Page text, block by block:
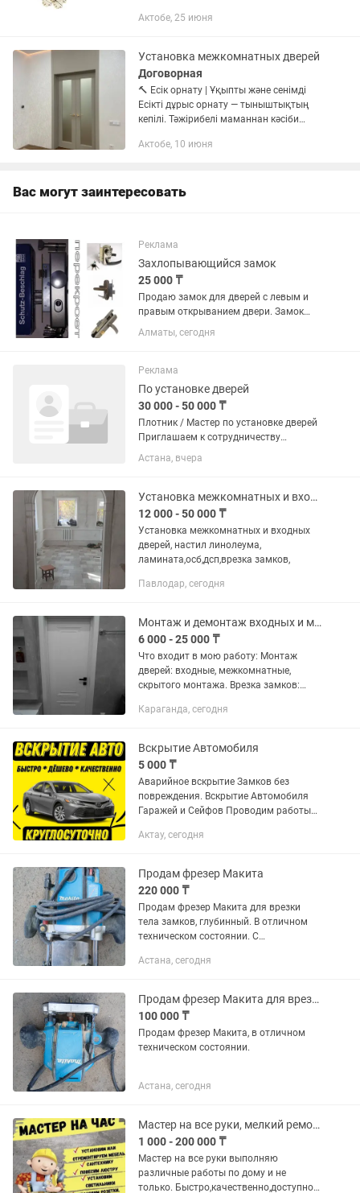
Актобе, 25 июня
Установка межкомнатных дверей
Договорная
🔨 Есік орнату | Ұқыпты және сенімді
Есікті дұрыс орнату — тыныштықтың
кепілі. Тәжірибелі маманнан кәсіби
Замок, ручка, петля врезка Өлшеу, дәл
Актобе, 10 июня
Вас могут заинтересовать
Реклама
Захлопывающийся замок
25 000 ₸
Продаю замок для дверей с левым и
правым открыванием двери. Замок
захлопывающийся, предназначен для
установки на металлические и
В стоимость также входит установка...
Алматы, сегодня
Реклама
По установке дверей
30 000 - 50 000 ₸
Плотник / Мастер по установке дверей
Приглашаем к сотрудничеству
опытных плотников для выполнения
заказов через приложение Яндекс. Что
межкомнатных и входных дверей;
•монтаж...
Астана, вчера
Установка межкомнатных и входных дверей
12 000 - 50 000 ₸
Установка межкомнатных и входных
дверей, настил линолеума,
ламината,осб,дсп,врезка замков,
Павлодар, сегодня
Монтаж и демонтаж входных и межкомнатных дверей
6 000 - 25 000 ₸
Что входит в мою работу: Монтаж
дверей: входные, межкомнатные,
скрытого монтажа. Врезка замков:
электромеханических, смарт-замков и
Установка...
Караганда, сегодня
Вскрытие Автомобиля
5 000 ₸
Аварийное вскрытие Замков без
повреждения. Вскрытие Автомобиля
Гаражей и Сейфов Проводим работы
Замков всех видов Врезка Замков
Актау, сегодня
Продам фрезер Макита
220 000 ₸
Продам фрезер Макита для врезки
тела замков, глубинный. В отличном
техническом состоянии. С
отлично, без проблем
Астана, сегодня
Продам фрезер Макита для врезки замков, лицевой. С копировальным кольцом
100 000 ₸
Продам фрезер Макита, в отличном
техническом состоянии.
Астана, сегодня
Мастер на все руки, мелкий ремонт по дому.
1 000 - 200 000 ₸
Мастер на все руки выполняю
различные работы по дому и не
только. Быстро,качественно,доступно и